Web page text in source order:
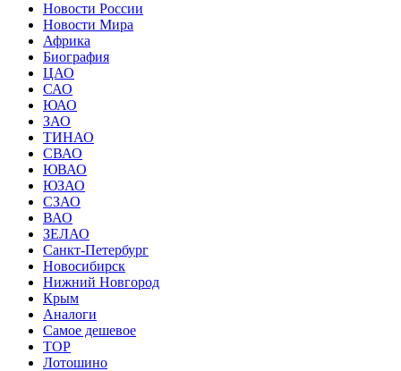
Новости России
Новости Мира
Африка
Биография
ЦАО
САО
ЮАО
ЗАО
ТИНАО
СВАО
ЮВАО
ЮЗАО
СЗАО
ВАО
ЗЕЛАО
Санкт-Петербург
Новосибирск
Нижний Новгород
Крым
Аналоги
Самое дешевое
TOP
Лотошино